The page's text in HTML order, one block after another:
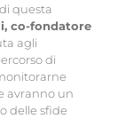
questa
co-fondatore
agli
di
avranno un
delle sfide